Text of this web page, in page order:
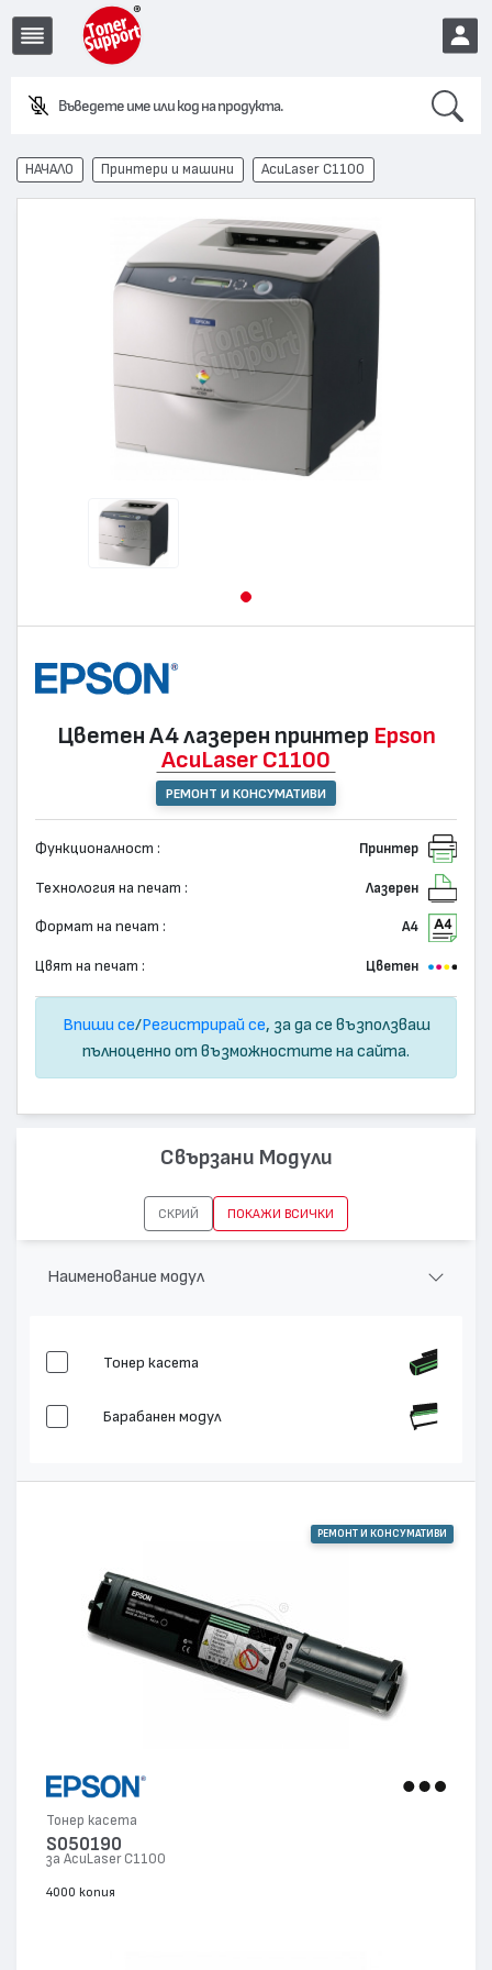
EUR
НАЧАЛО Принтери и машини AcuLaser C1100
Цветен А4 лазерен принтер Epson
AcuLaser C1100
РЕМОНТ И КОНСУМАТИВИ
Функционалност : Принтер
Технология на печат : Лазерен
Формат на печат : А4
Цвят на печат : Цветен
Впиши се/Регистрирай се, за да се възползваш
пълноценно от възможностите на сайта.
Свързани Модули
СКРИЙ ПОКАЖИ ВСИЧКИ
Наименование модул
Тонер касета
Барабанен модул
РЕМОНТ И КОНСУМАТИВИ
Тонер касета
S050190
за AcuLaser C1100
4000 копия